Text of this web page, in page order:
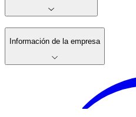
Información de la empresa